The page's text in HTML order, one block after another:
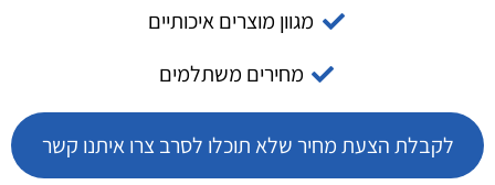
מגוון מוצרים איכותיים
מחירים משתלמים
לקבלת הצעת מחיר שלא תוכלו לסרב צרו איתנו קשר